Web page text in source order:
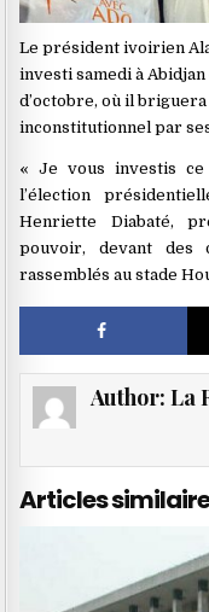
Le président ivoirien
investi samedi à
d’octobre, où il
inconstitutionnel par
« Je vous investis ce
l’élection
Henriette Diabaté,
pouvoir, devant des
rassemblés au stade
Author: La
Articles